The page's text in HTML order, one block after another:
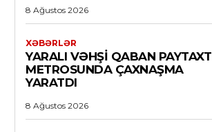
8 Ağustos 2026
XƏBƏRLƏR
YARALI VƏHŞI QABAN PAYTAXT
METROSUNDA ÇAXNAŞMA
YARATDI
8 Ağustos 2026